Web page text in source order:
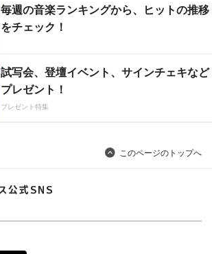
毎週の音楽ランキングから、ヒットの推移
をチェック！
試写会、登壇イベント、サインチェキなど
プレゼント！
プレゼント特集
このページのトップへ